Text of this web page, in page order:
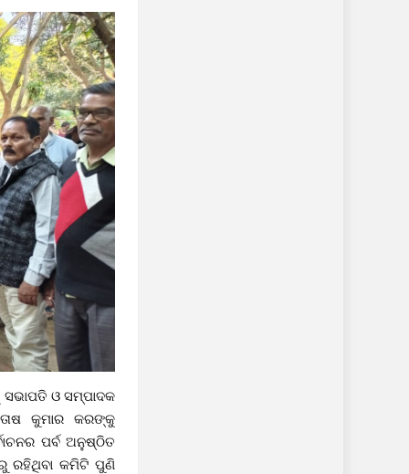
ଓ ସମ୍ପାଦକ
କୁମାର କରଙ୍କୁ
ପର୍ବ ଅନୁଷ୍ଠିତ
ରହିଥିବା କମିଟି ପୁଣି